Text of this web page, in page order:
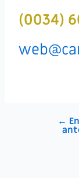
(0034)
←